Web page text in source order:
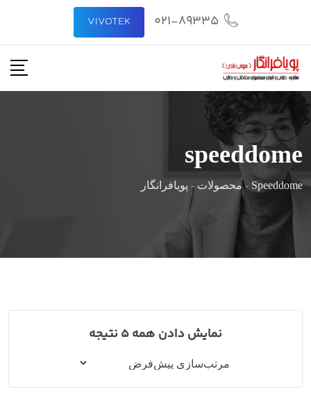
محتوا
021-89335
VIVOTEK
speeddome
Speeddome
-محصولات - پویافرانگار
نمایش دادن همه 5 نتیجه